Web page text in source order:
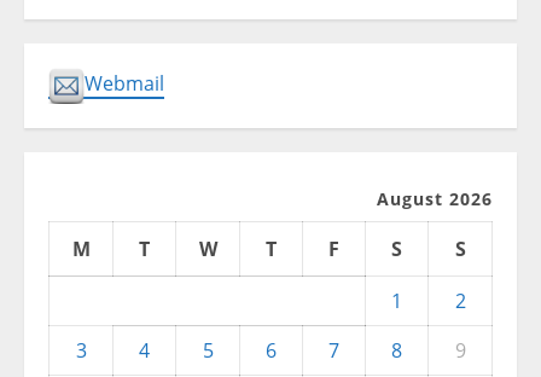
Webmail
August 2026
M T W T F S
S
1
2
3
4 5 6 7 8
9